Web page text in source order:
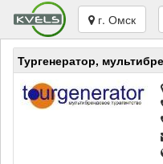
г. Омск
Тургенератор,